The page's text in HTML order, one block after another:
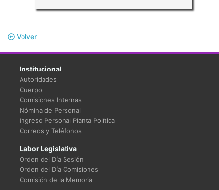
Volver
Institucional
Autoridades
Cuerpo
Comisiones Internas
Nómina de Personal
Ingreso Personal Planta Política
Correos y Teléfonos
Labor Legislativa
Orden del Día Sesión
Orden del Día Comisiones
Comisión de la Memoria